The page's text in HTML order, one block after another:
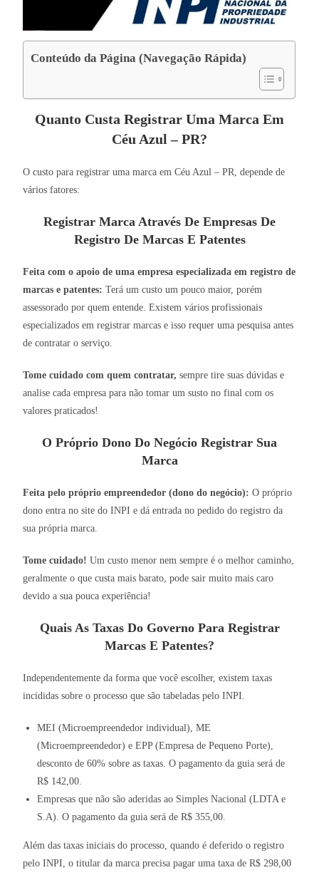
Conteúdo da Página (Navegação Rápida)
Quanto Custa Registrar Uma Marca Em
Céu Azul – PR?
O custo para registrar uma marca em Céu Azul – PR, depende de
vários fatores:
Registrar Marca Através De Empresas De
Registro De Marcas E Patentes
Feita com o apoio de uma empresa especializada em registro de
marcas e patentes: Terá um custo um pouco maior, porém
assessorado por quem entende. Existem vários profissionais
especializados em registrar marcas e isso requer uma pesquisa antes
de contratar o serviço.
Tome cuidado com quem contratar, sempre tire suas dúvidas e
analise cada empresa para não tomar um susto no final com os
valores praticados!
O Próprio Dono Do Negócio Registrar Sua
Marca
Feita pelo próprio empreendedor (dono do negócio): O próprio
dono entra no site do INPI e dá entrada no pedido do registro da
sua própria marca.
Tome cuidado! Um custo menor nem sempre é o melhor caminho,
geralmente o que custa mais barato, pode sair muito mais caro
devido a sua pouca experiência!
Quais As Taxas Do Governo Para Registrar
Marcas E Patentes?
Independentemente da forma que você escolher, existem taxas
incididas sobre o processo que são tabeladas pelo INPI.
MEI (Microempreendedor individual), ME
(Microempreendedor) e EPP (Empresa de Pequeno Porte),
desconto de 60% sobre as taxas. O pagamento da guia será de
R$ 142,00.
Empresas que não são aderidas ao Simples Nacional (LDTA e
S.A). O pagamento da guia será de R$ 355,00.
Além das taxas iniciais do processo, quando é deferido o registro
pelo INPI, o titular da marca precisa pagar uma taxa de R$ 298,00